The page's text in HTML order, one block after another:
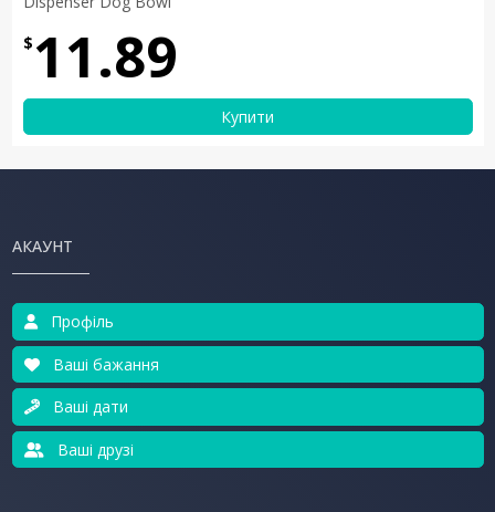
$ 11.89
Купити
АКАУНТ
Профіль
Ваші бажання
Ваші дати
Ваші друзі